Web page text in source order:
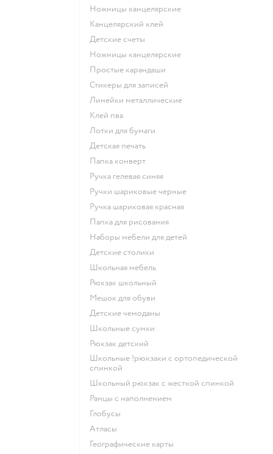
Ножницы канцелярские
Канцелярский клей
Детские счеты
Ножницы канцелярские
Простые карандаши
Стикеры для записей
Линейки металлические
Клей пва
Лотки для бумаги
Детская печать
Папка конверт
Ручка гелевая синяя
Ручки шариковые черные
Ручка шариковая красная
Папка для рисования
Наборы мебели для детей
Детские столики
Школьная мебель
Рюкзак школьный
Мешок для обуви
Детские чемоданы
Школьные сумки
Рюкзак детский
Школьные !рюкзаки с ортопедической
спинкой
Школьный рюкзак с жесткой спинкой
Ранцы с наполнением
Глобусы
Атласы
Географические карты